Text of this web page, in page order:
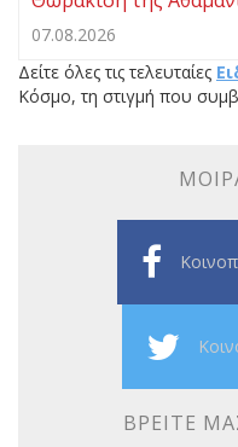
07.08.2026
Δείτε όλες τις τελευταίες
Κόσμο, τη στιγμή που
ΒΡΕΊΤΕ